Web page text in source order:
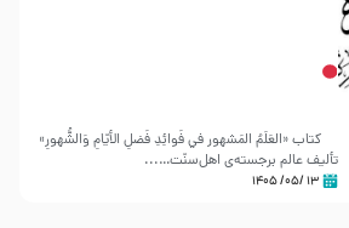
کتاب «العَلَمُ المَشهور في فَوائِدِ فَضلِ الأيّامِ وَالشُّهورِ»
تألیف عالم برجسته‌ی اهل‌سنّت…...
۱۳ /۰۵/ ۱۴۰۵